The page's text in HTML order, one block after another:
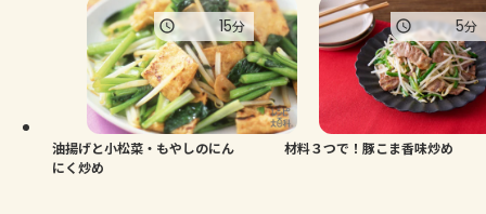
油揚げと小松菜・もやしのにん
にく炒め
15分
材料３つで！豚こま香味炒め
5分